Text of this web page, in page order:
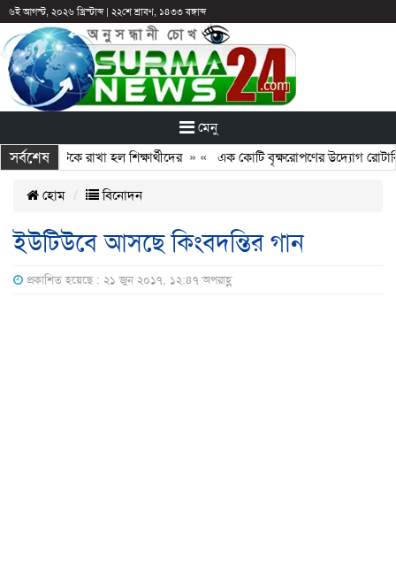
৬ই আগস্ট, ২০২৬ খ্রিস্টাব্দ| ২২শে শ্রাবণ, ১৪৩৩ বঙ্গাব্দ
মেনু
সর্বশেষ
পরও আটকে রাখা হল শিক্ষার্থীদের» «এক কোটি বৃক্ষরোপণের উদ্যোগ রোটারি
হোম বিনোদন
ইউটিউবে আসছে কিংবদন্তির গান
প্রকাশিত হয়েছে : ২১ জুন ২০১৭, ১২:৪৭ অপরাহ্ণ